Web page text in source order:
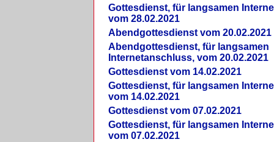
Gottesdienst, für langsamen
vom 28.02.2021
Abendgottesdienst vom 20.02.2021
Abendgottesdienst, für langsamen
Internetanschluss, vom 20.02.2021
Gottesdienst vom 14.02.2021
Gottesdienst, für langsamen
vom 14.02.2021
Gottesdienst vom 07.02.2021
Gottesdienst, für langsamen
vom 07.02.2021